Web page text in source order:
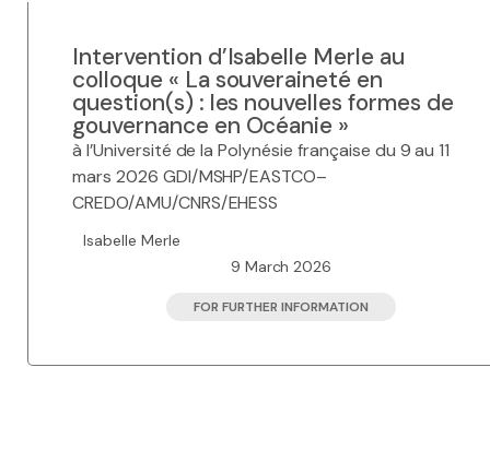
Intervention d’Isabelle Merle au
colloque « La souveraineté en
question(s) : les nouvelles formes de
gouvernance en Océanie »
à l’Université de la Polynésie française du 9 au 11
mars 2026 GDI/MSHP/EASTCO–
CREDO/AMU/CNRS/EHESS
Isabelle Merle
9 March 2026
FOR FURTHER INFORMATION